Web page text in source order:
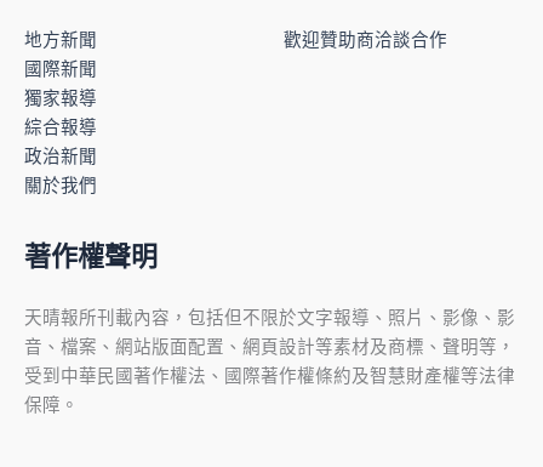
地方新聞
國際新聞
獨家報導
綜合報導
政治新聞
關於我們
歡迎贊助商洽談合作
著作權聲明
天晴報所刊載內容，包括但不限於文字報導、照片、影像、影
音、檔案、網站版面配置、網頁設計等素材及商標、聲明等，
受到中華民國著作權法、國際著作權條約及智慧財產權等法律
保障。